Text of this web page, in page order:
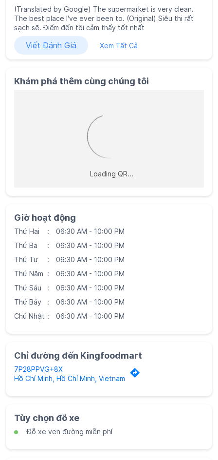
(Translated by Google) The supermarket is very clean.
The best place I've ever been to. (Original) Siêu thị rất
sạch sẽ. Điểm đến tôi cảm thấy tốt nhất
Viết Đánh Giá Xem Tất Cả
Khám phá thêm cùng chúng tôi
Giờ hoạt động
Thứ Hai
06:30 AM - 10:00 PM
Thứ Ba
06:30 AM - 10:00 PM
Thứ Tư
06:30 AM - 10:00 PM
Thứ Năm
06:30 AM - 10:00 PM
Thứ Sáu
06:30 AM - 10:00 PM
Thứ Bảy
06:30 AM - 10:00 PM
Chủ Nhật
06:30 AM - 10:00 PM
Chỉ đường đến Kingfoodmart
7P28PPVG+8X
Hồ Chí Minh, Hồ Chí Minh, Vietnam
Tùy chọn đỗ xe
Đỗ xe ven đường miễn phí